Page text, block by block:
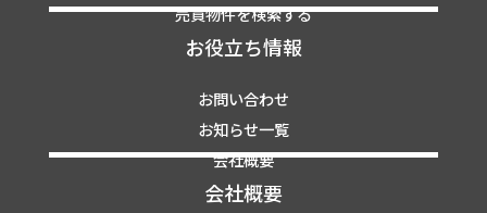
売買物件を検索する
お役立ち情報
お問い合わせ
お知らせ一覧
会社概要
会社概要